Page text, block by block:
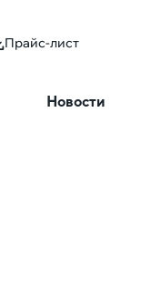
Прайс-лист
Новости